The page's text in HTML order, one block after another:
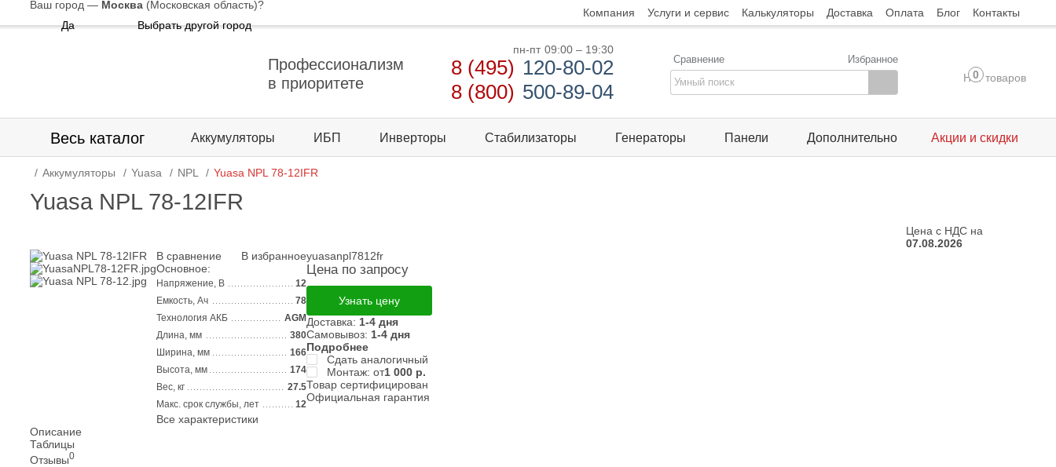
Ваш город — Москва (Московская область)?
Да
Выбрать другой город
Компания Услуги и сервис Калькуляторы Доставка Оплата Блог Контакты
Профессионализм
в приоритете
пн-пт 09:00 – 19:30
8 (495) 120-80-02
8 (800) 500-89-04
Сравнение Избранное
0
Нет товаров
Весь каталог Аккумуляторы ИБП Инверторы Стабилизаторы Генераторы Панели Дополнительно Акции и скидки
Аккумуляторы Yuasa NPL Yuasa NPL 78-12IFR
Yuasa NPL 78-12IFR
Цена с НДС на
07.08.2026
В сравнение
В избранное
Основное:
Напряжение, В
12
Емкость, Ач
78
Технология АКБ
AGM
Длина, мм
380
Ширина, мм
166
Высота, мм
174
Вес, кг
27.5
Макс. срок службы, лет
12
Все характеристики
yuasanpl7812fr
Цена по запросу
Узнать цену
Доставка: 1-4 дня
Самовывоз: 1-4 дня
Подробнее
Сдать аналогичный
Монтаж: от1 000 р.
Товар сертифицирован
Официальная гарантия
Описание
Таблицы
Отзывы0